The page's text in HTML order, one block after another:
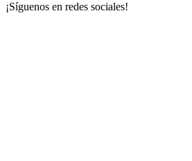
¡Síguenos en redes sociales!